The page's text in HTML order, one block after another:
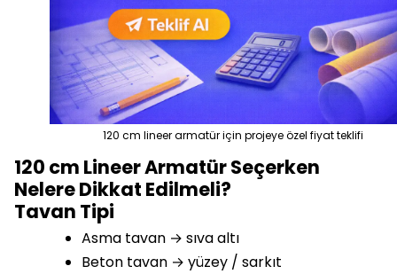
120 cm lineer armatür için projeye özel fiyat teklifi
120 cm Lineer Armatür Seçerken
Nelere Dikkat Edilmeli?
Tavan Tipi
Asma tavan → sıva altı
Beton tavan → yüzey / sarkıt